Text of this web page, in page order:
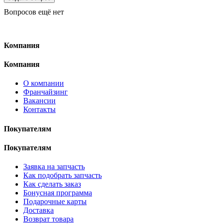
Вопросов ещё нет
Компания
Компания
О компании
Франчайзинг
Вакансии
Контакты
Покупателям
Покупателям
Заявка на запчасть
Как подобрать запчасть
Как сделать заказ
Бонусная программа
Подарочные карты
Доставка
Возврат товара